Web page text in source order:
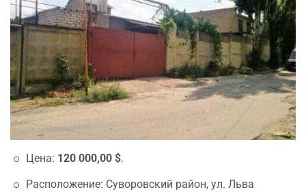
Цена: 120 000,00 $.
Расположение: Суворовский район, ул. Льва